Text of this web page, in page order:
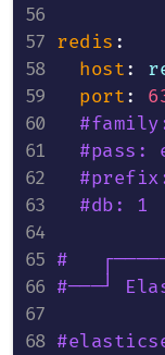
redis :
host:
port:
#pass:
#db: 1
#
#───┘